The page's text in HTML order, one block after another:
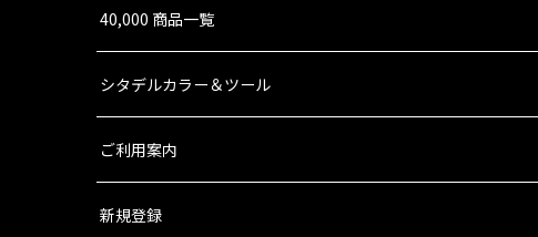
40,000 商品一覧
シタデルカラー＆ツール
ご利用案内
新規登録